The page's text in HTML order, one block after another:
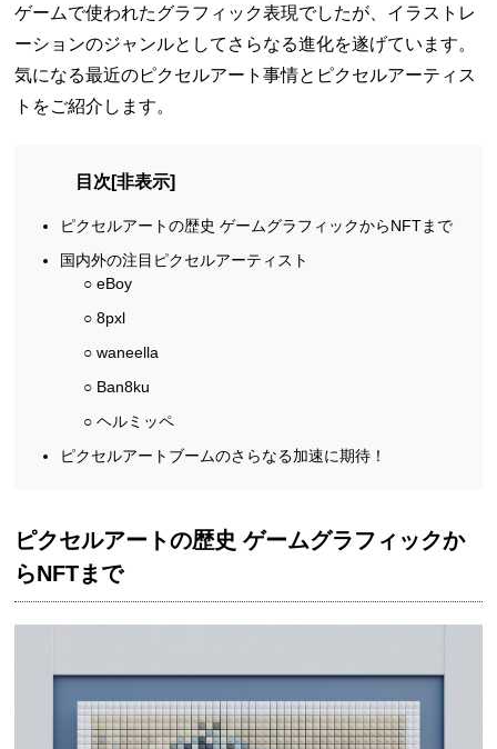
ゲームで使われたグラフィック表現でしたが、イラストレ
ーションのジャンルとしてさらなる進化を遂げています。
気になる最近のピクセルアート事情とピクセルアーティス
トをご紹介します。
目次 [非表示]
ピクセルアートの歴史 ゲームグラフィックからNFTまで
国内外の注目ピクセルアーティスト
○ eBoy
○ 8pxl
○ waneella
○ Ban8ku
○ ヘルミッペ
ピクセルアートブームのさらなる加速に期待！
ピクセルアートの歴史 ゲームグラフィックか
らNFTまで